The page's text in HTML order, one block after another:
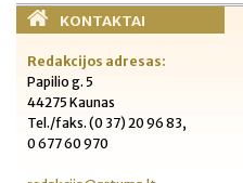
KONTAKTAI
Redakcijos adresas:
Papilio g. 5
44275 Kaunas
Tel./faks. (0 37) 20 96 83,
0 677 60 970